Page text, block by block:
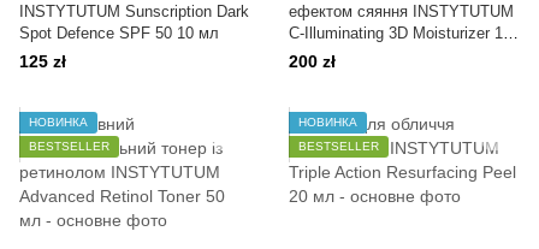
INSTYTUTUM Sunscription Dark
Spot Defence SPF 50 10 мл
125 zł
ефектом сяяння INSTYTUTUM
C-Illuminating 3D Moisturizer 15
мл
200 zł
НОВИНКА
BESTSELLER
НОВИНКА
BESTSELLER